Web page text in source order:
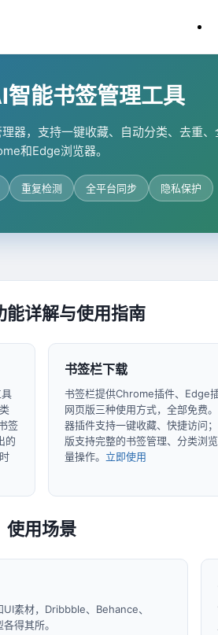
能书签管理工具
器，支持一键收藏、自动分类、去重
和Edge浏览器。
重复检测 全平台同步 隐私保护
能详解与使用指南
签
的
书签栏下载
书签栏提供Chrome插件、Edge
网页版三种使用方式，全部免费
器插件支持一键收藏、快捷访问
版支持完整的书签管理、分类浏
量操作。 立即使用
使用场景
素材，Dribbble、Behance、
得其所。